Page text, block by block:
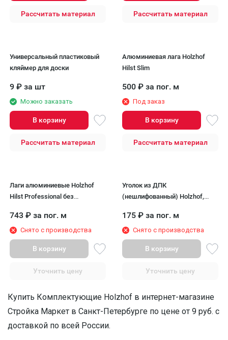
Рассчитать материал Рассчитать материал
Универсальный пластиковый
кляймер для доски
9 ₽ за шт
Можно заказать
В корзину
Рассчитать материал
Алюминиевая лага Holzhof
Hilst Slim
500 ₽ за пог. м
Под заказ
В корзину
Рассчитать материал
Лаги алюминиевые Holzhof
Hilst Professional без
743 ₽ за пог. м
Снято с производства
В корзину
Уточнить цену
Уголок из ДПК
(нешлифованный) Holzhof,
175 ₽ за пог. м
Снято с производства
В корзину
Уточнить цену
Купить Комплектующие Holzhof в интернет-магазине
Стройка Маркет в Санкт-Петербурге по цене от 9 руб. с
доставкой по всей России.